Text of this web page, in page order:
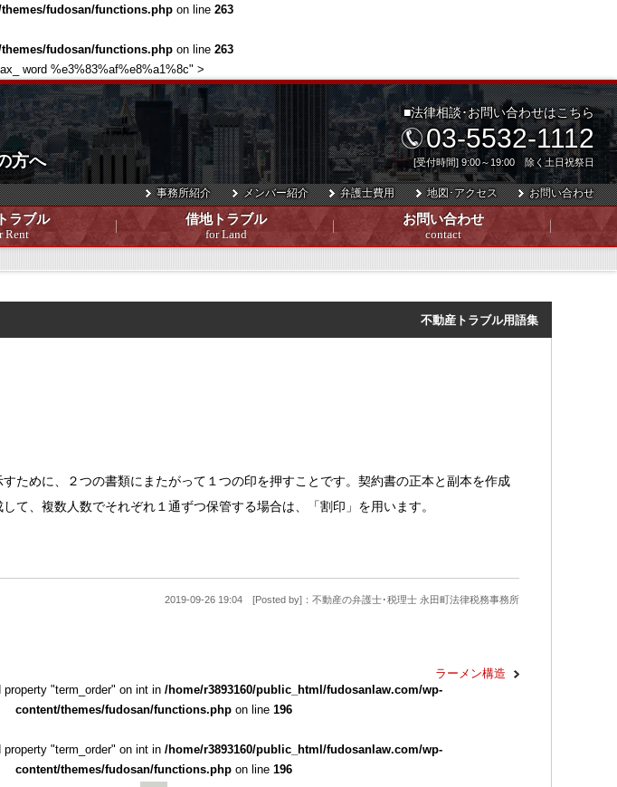
fudosan/functions.php on line 263
fudosan/functions.php on line 263
word %e3%83%af%e8%a1%8c" >
方へ
ラブル
Rent
借地トラブル
for Land
お問い合わせ
contact
事務所紹介 メンバー紹介 弁護士費用 地図･アクセス お問い合わせ
■法律相談･お問い合わせはこちら
03-5532-1112
[受付時間] 9:00～19:00 除く土日祝祭日
不動産トラブル用語集
ために、２つの書類にまたがって１つの印を押すことです。契約書の正本と副本を作成
て、複数人数でそれぞれ１通ずつ保管する場合は、「割印」を用います。
2019-09-26 19:04 [Posted by]：不動産の弁護士･税理士 永田町法律税務事務所
property "term_order" on int in /home/r3893160/public_html/fudosanlaw.com/wp-
content/themes/fudosan/functions.php on line 196
property "term_order" on int in /home/r3893160/public_html/fudosanlaw.com/wp-
content/themes/fudosan/functions.php on line 196
ラーメン構造